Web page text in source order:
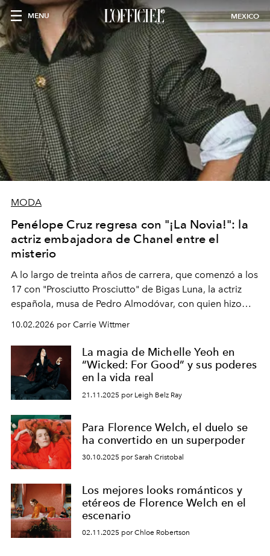
MENU MEXICO
MODA
Penélope Cruz regresa con "¡La Novia!": la
actriz embajadora de Chanel entre el
misterio
A lo largo de treinta años de carrera, que comenzó a los
17 con "Prosciutto Prosciutto" de Bigas Luna, la actriz
española, musa de Pedro Almodóvar, con quien hizo
Barcelona", ha dividido su tiempo entre Europa y
Estados Unidos. Su nueva película, "¡La novia!", está
dirigida por Maggie Gyllenhaal.
10.02.2026 por Carrie Wittmer
La magia de Michelle Yeoh en
“Wicked: For Good” y sus poderes
en la vida real
21.11.2025 por Leigh Belz Ray
Para Florence Welch, el duelo se
ha convertido en un superpoder
30.10.2025 por Sarah Cristobal
Los mejores looks románticos y
etéreos de Florence Welch en el
escenario
02.11.2025 por Chloe Robertson